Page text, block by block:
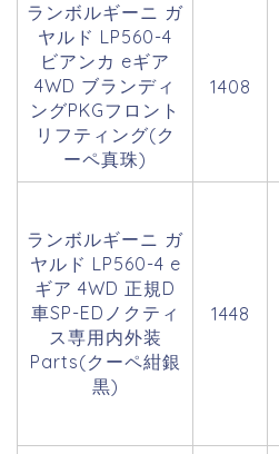
ランボルギーニ ガ
ヤルド LP560-4
ビアンカ eギア
4WD ブランディ
ングPKGフロント
リフティング(ク
ーペ真珠)
1408
ランボルギーニ ガ
ヤルド LP560-4 e
ギア 4WD 正規D
車SP-EDノクティ
ス専用内外装
Parts(クーペ紺銀
黒)
1448